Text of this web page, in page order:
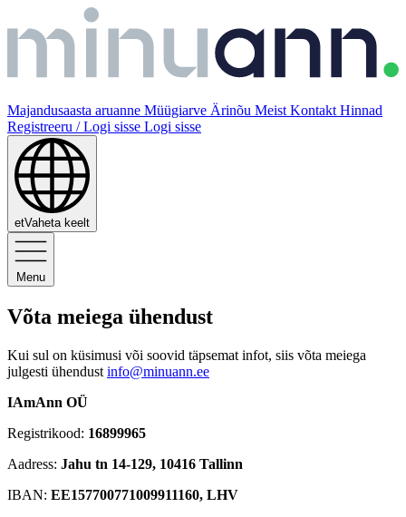
Majandusaasta aruanne Müügiarve Ärinõu Meist Kontakt Hinnad
Registreeru / Logi sisse Logi sisse
etVaheta keelt
Menu
Võta meiega ühendust
Kui sul on küsimusi või soovid täpsemat infot, siis võta meiega
julgesti ühendust info@minuann.ee
IAmAnn OÜ
Registrikood: 16899965
Aadress: Jahu tn 14-129, 10416 Tallinn
IBAN: EE157700771009911160, LHV